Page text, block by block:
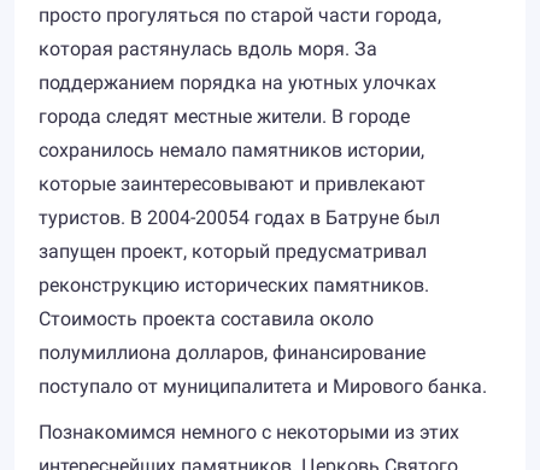
просто прогуляться по старой части города,
которая растянулась вдоль моря. За
поддержанием порядка на уютных улочках
города следят местные жители. В городе
сохранилось немало памятников истории,
которые заинтересовывают и привлекают
туристов. В 2004-20054 годах в Батруне был
запущен проект, который предусматривал
реконструкцию исторических памятников.
Стоимость проекта составила около
полумиллиона долларов, финансирование
поступало от муниципалитета и Мирового банка.
Познакомимся немного с некоторыми из этих